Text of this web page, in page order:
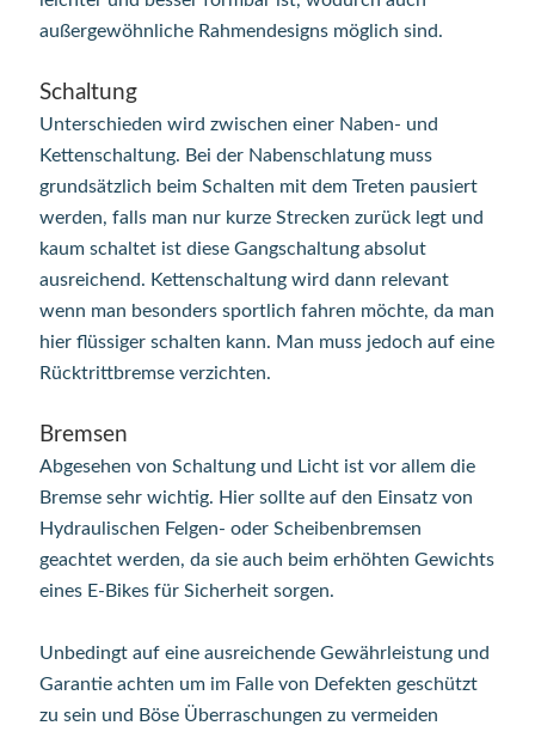
außergewöhnliche Rahmendesigns möglich sind.
Schaltung
Unterschieden wird zwischen einer Naben- und
Kettenschaltung. Bei der Nabenschlatung muss
grundsätzlich beim Schalten mit dem Treten pausiert
werden, falls man nur kurze Strecken zurück legt und
kaum schaltet ist diese Gangschaltung absolut
ausreichend. Kettenschaltung wird dann relevant
wenn man besonders sportlich fahren möchte, da man
hier flüssiger schalten kann. Man muss jedoch auf eine
Rücktrittbremse verzichten.
Bremsen
Abgesehen von Schaltung und Licht ist vor allem die
Bremse sehr wichtig. Hier sollte auf den Einsatz von
Hydraulischen Felgen- oder Scheibenbremsen
geachtet werden, da sie auch beim erhöhten Gewichts
eines E-Bikes für Sicherheit sorgen.
Unbedingt auf eine ausreichende Gewährleistung und
Garantie achten um im Falle von Defekten geschützt
zu sein und Böse Überraschungen zu vermeiden